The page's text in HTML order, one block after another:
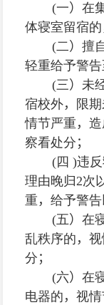
(一） 在
体寝室留宿的
(二） 擅
轻重给予警
(三） 未
宿校外， 限
情节严重 ，
察看处分 ；
(四 )违
理由晚归2次
重 ，给予警
(五） 在
乱秩序的 ，
分 ；
(六） 在
电器的 ，视